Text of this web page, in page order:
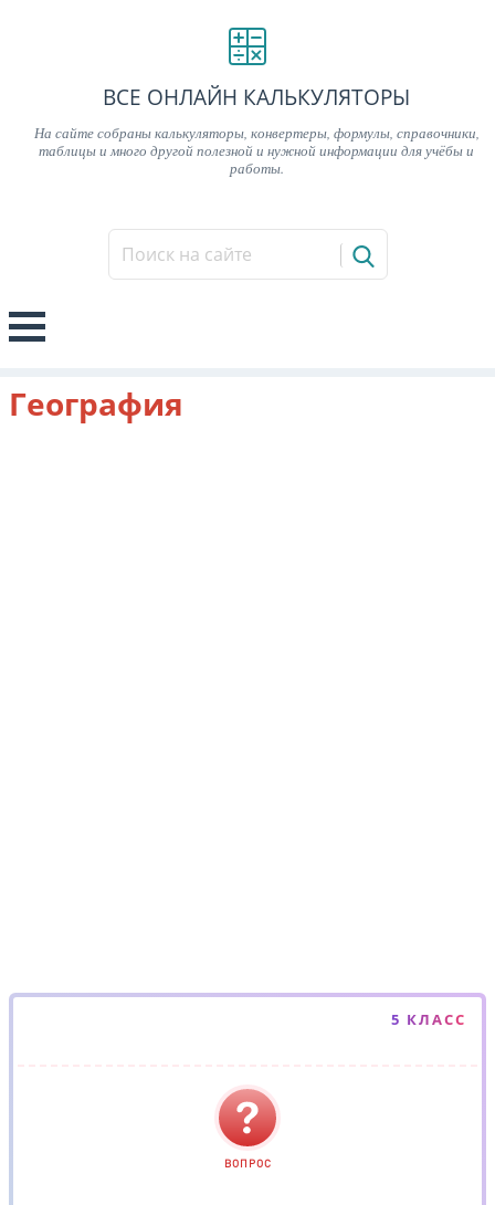
ВСЕ ОНЛАЙН КАЛЬКУЛЯТОРЫ
На сайте собраны калькуляторы, конвертеры, формулы, справочники,
таблицы и много другой полезной и нужной информации для учёбы и
работы.
География
5 КЛАСС
ВОПРОС